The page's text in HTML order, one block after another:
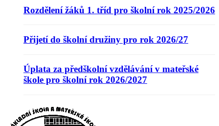
Rozdělení žáků 1. tříd pro školní rok 2025/2026
Přijetí do školní družiny pro rok 2026/27
Úplata za předškolní vzdělávání v mateřské
škole pro školní rok 2026/2027